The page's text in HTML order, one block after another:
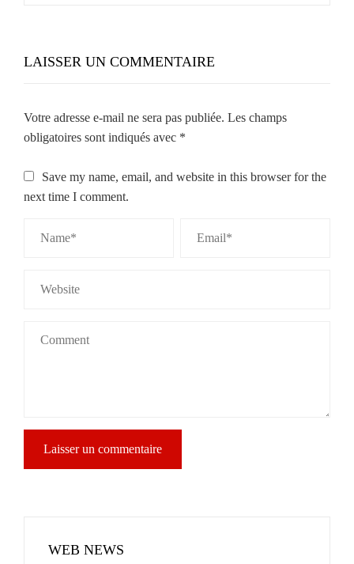
LAISSER UN COMMENTAIRE
Votre adresse e-mail ne sera pas publiée. Les champs
obligatoires sont indiqués avec *
Save my name, email, and website in this browser for the
next time I comment.
WEB NEWS